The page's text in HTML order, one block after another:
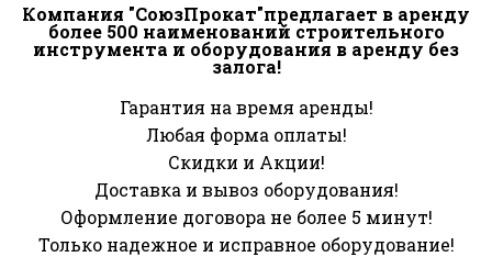
Компания "СоюзПрокат"предлагает в аренду
более 500 наименований строительного
инструмента и оборудования в аренду без
залога!
Гарантия на время аренды!
Любая форма оплаты!
Скидки и Акции!
Доставка и вывоз оборудования!
Оформление договора не более 5 минут!
Только надежное и исправное оборудование!